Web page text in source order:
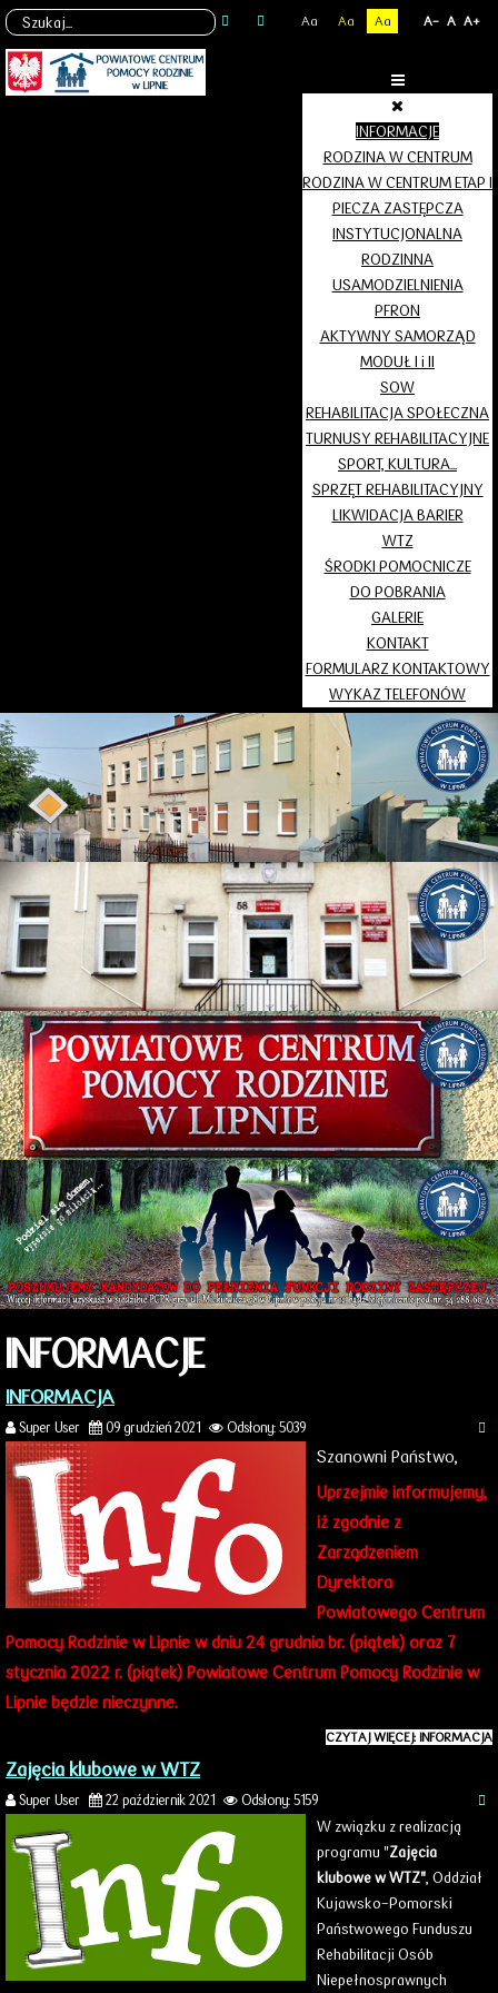
Aa Aa Aa A- A A+
INFORMACJE
RODZINA W CENTRUM
RODZINA W CENTRUM ETAP I
PIECZA ZASTĘPCZA
INSTYTUCJONALNA
RODZINNA
USAMODZIELNIENIA
PFRON
AKTYWNY SAMORZĄD
MODUŁ I i II
SOW
REHABILITACJA SPOŁECZNA
TURNUSY REHABILITACYJNE
SPORT, KULTURA...
SPRZĘT REHABILITACYJNY
LIKWIDACJA BARIER
WTZ
ŚRODKI POMOCNICZE
DO POBRANIA
GALERIE
KONTAKT
FORMULARZ KONTAKTOWY
WYKAZ TELEFONÓW
INFORMACJE
INFORMACJA
Super User 09 grudzień 2021 Odsłony: 5039
Szanowni Państwo,
Uprzejmie informujemy,
iż zgodnie z
Zarządzeniem
Dyrektora
Powiatowego Centrum
Pomocy Rodzinie w Lipnie w dniu 24 grudnia br. (piątek) oraz 7
stycznia 2022 r. (piątek) Powiatowe Centrum Pomocy Rodzinie w
Lipnie będzie nieczynne.
CZYTAJ WIĘCEJ: INFORMACJA
Zajęcia klubowe w WTZ
Super User 22 październik 2021 Odsłony: 5159
W związku z realizacją
programu "Zajęcia
klubowe w WTZ" , Oddział
Kujawsko-Pomorski
Państwowego Funduszu
Rehabilitacji Osób
Niepełnosprawnych